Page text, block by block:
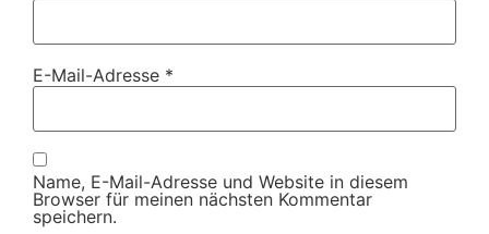
E-Mail-Adresse *
Name, E-Mail-Adresse und Website in diesem
Browser für meinen nächsten Kommentar
speichern.